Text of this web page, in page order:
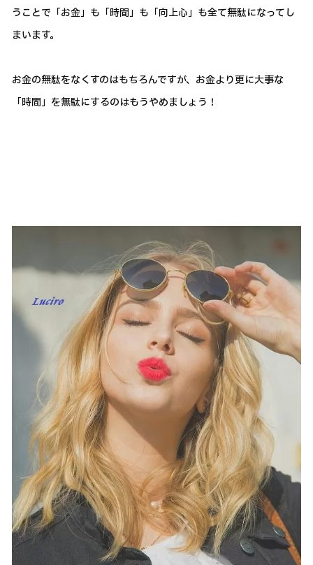
うことで「お金」も「時間」も「向上心」も全て無駄になってし
まいます。
お金の無駄をなくすのはもちろんですが、お金より更に大事な
「時間」を無駄にするのはもうやめましょう！